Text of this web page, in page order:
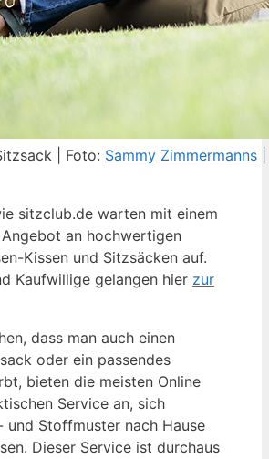
| Foto: Sammy Zimmermanns
sitzclub.de warten mit einem
an hochwertigen
Kissen und Sitzsäcken auf.
Kaufwillige gelangen hier zur
dass man auch einen
oder ein passendes
bieten die meisten Online
Service an, sich
und Stoffmuster nach Hause
Dieser Service ist durchaus